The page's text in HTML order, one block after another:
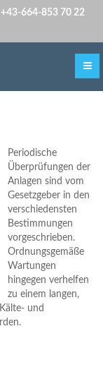
+43-664-853 70 22
Periodische
Überprüfungen der
Anlagen sind vom
Gesetzgeber in den
verschiedensten
Bestimmungen
vorgeschrieben.
Ordnungsgemäße
Wartungen
hingegen verhelfen
zu einem langen,
und